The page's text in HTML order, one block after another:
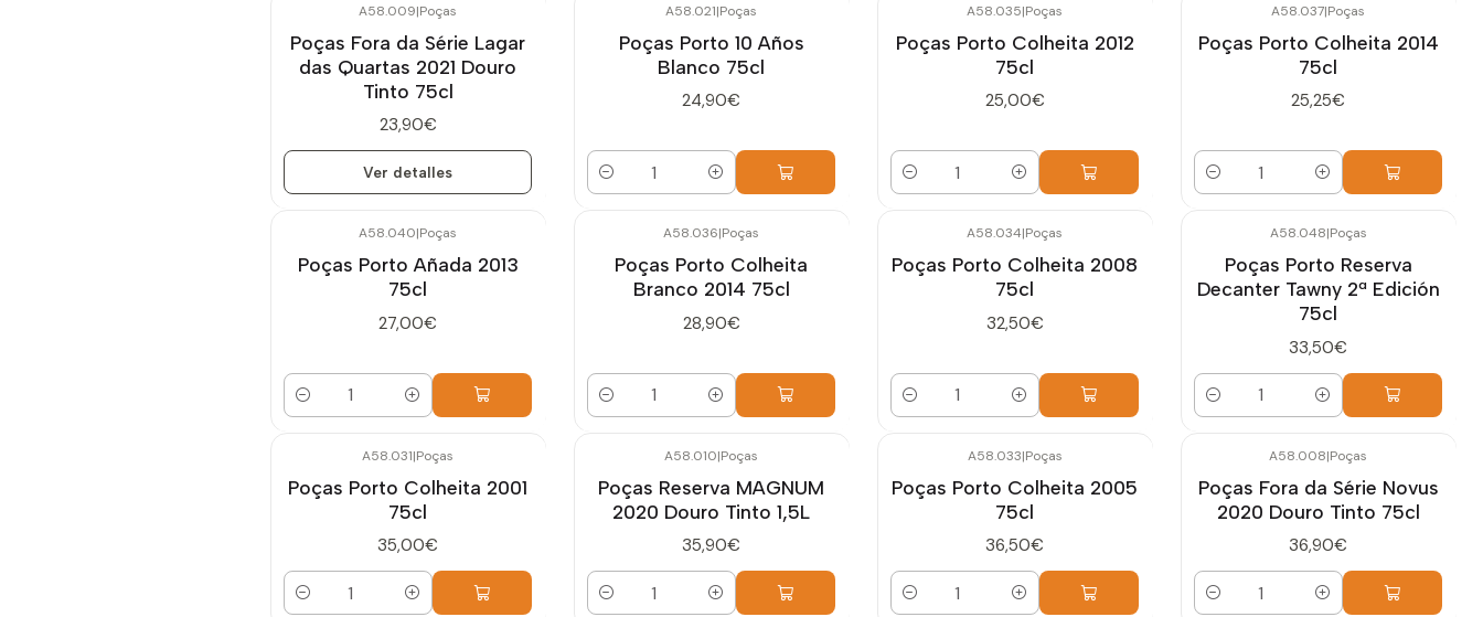
A58.009|Poças
Poças Fora da Série Lagar
das Quartas 2021 Douro
Tinto 75cl
23,90€
Ver detalles
A58.021|Poças
Poças Porto 10 Años
Blanco 75cl
24,90€
Cantidad
A58.035|Poças
Poças Porto Colheita 2012
75cl
25,00€
Cantidad
A58.037|Poças
Poças Porto Colheita 2014
75cl
25,25€
Cantidad
A58.040|Poças
Poças Porto Añada 2013
75cl
27,00€
Cantidad
A58.036|Poças
Poças Porto Colheita
Branco 2014 75cl
28,90€
Cantidad
A58.034|Poças
Poças Porto Colheita 2008
75cl
32,50€
Cantidad
A58.048|Poças
Poças Porto Reserva
Decanter Tawny 2ª Edición
75cl
33,50€
Cantidad
A58.031|Poças
Poças Porto Colheita 2001
75cl
35,00€
Cantidad
A58.010|Poças
Poças Reserva MAGNUM
2020 Douro Tinto 1,5L
35,90€
Cantidad
A58.033|Poças
Poças Porto Colheita 2005
75cl
36,50€
Cantidad
A58.008|Poças
Poças Fora da Série Novus
2020 Douro Tinto 75cl
36,90€
Cantidad